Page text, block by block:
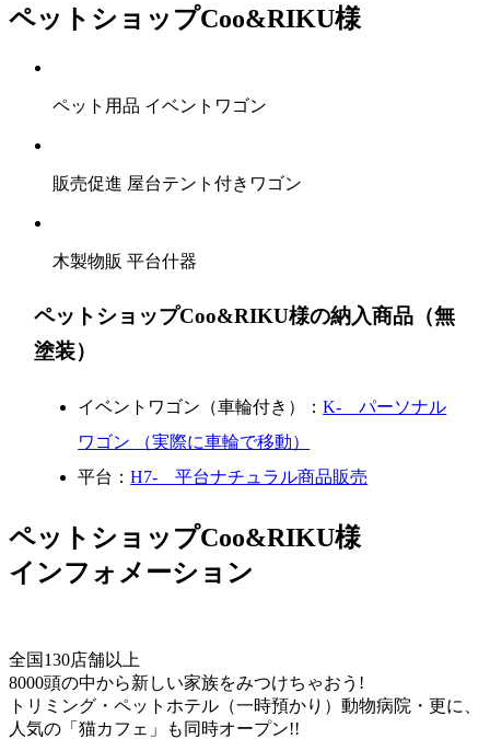
ペットショップCoo&RIKU様
ペット用品 イベントワゴン
販売促進 屋台テント付きワゴン
木製物販 平台什器
ペットショップCoo&RIKU様の納入商品（無
塗装）
イベントワゴン（車輪付き）：K- パーソナル
ワゴン （実際に車輪で移動）
平台：H7- 平台ナチュラル商品販売
ペットショップCoo&RIKU様
インフォメーション
全国130店舗以上
8000頭の中から新しい家族をみつけちゃおう!
トリミング・ペットホテル（一時預かり）動物病院・更に、
人気の「猫カフェ」も同時オープン!!